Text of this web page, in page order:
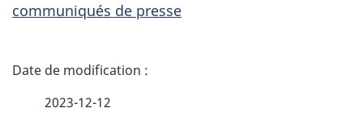
communiqués de presse
D
2023-12-12